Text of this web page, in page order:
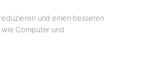
und einen besseren
Computer und